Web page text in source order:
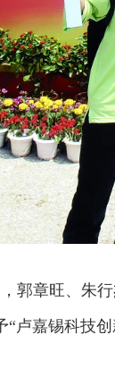
郭章旺、朱
予“卢嘉